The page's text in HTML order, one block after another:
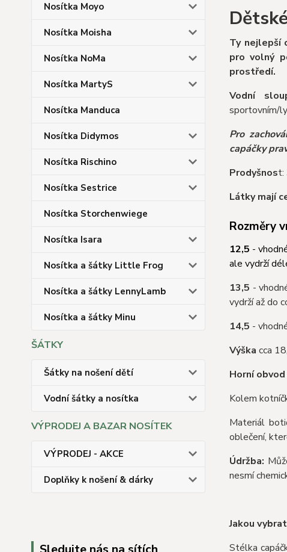
Nosítka Moyo
Nosítka Moisha
Nosítka NoMa
Nosítka MartyS
Nosítka Manduca
Nosítka Didymos
Nosítka Rischino
Nosítka Sestrice
Nosítka Storchenwiege
Nosítka Isara
Nosítka a šátky Little Frog
Nosítka a šátky LennyLamb
Nosítka a šátky Minu
ŠÁTKY
Šátky na nošení dětí
Vodní šátky a nosítka
VÝPRODEJ A BAZAR NOSÍTEK
VÝPRODEJ - AKCE
Doplňky k nošení & dárky
Ty nejlepší
pro volný
prostředí.
Vodní
sportovním/
Pro
capáčky
Prodyšnost:
Látky mají
Rozměry
12,5 -
ale vydrží
13,5 -
vydrží až do
14,5 -
Výška cca
Horní obvod
Kolem
Materiál
oblečení,
Údržba:
nesmí
Jakou
Stélka